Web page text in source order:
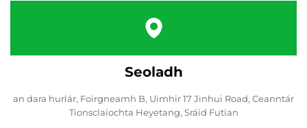
Seoladh
an dara hurlár, Foirgneamh B, Uimhir 17 Jinhui Road, Ceanntár
Tionsclaíochta Heyetang, Sráid Futian